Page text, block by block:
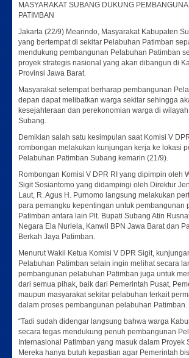
MASYARAKAT SUBANG DUKUNG
PATIMBAN
Jakarta (22/9) Mearindo, Masyarakat Kabupaten
yang bertempat di sekitar Pelabuhan Patimban
mendukung pembangunan Pelabuhan Patimban
proyek strategis nasional yang akan dibangun di
Provinsi Jawa Barat.
Masyarakat setempat berharap pembangunan
depan dapat melibatkan warga sekitar sehingga
kesejahteraan dan perekonomian warga di
Subang.
Demikian salah satu kesimpulan saat Komisi V
rombongan melakukan kunjungan kerja ke lokasi
Pelabuhan Patimban Subang kemarin (21/9).
Rombongan Komisi V DPR RI yang dipimpin oleh
Sigit Sosiantomo yang didampingi oleh Direktur
Laut, R. Agus H. Purnomo langsung melakukan
para pemangku kepentingan untuk pembangunan
Patimban antara lain Plt. Bupati Subang Atin
Negara Ela Nurlela, Kanwil BPN Jawa Barat dan
Berkah Jaya Patimban.
Menurut Wakil Ketua Komisi V DPR Sigit,
Pelabuhan Patimban selain ingin melihat secara
pembangunan pelabuhan Patimban juga untuk
dari semua pihak, baik dari Pemerintah Pusat,
maupun masyarakat sekitar pelabuhan terkait
dalam proses pembangunan pelabuhan Patimban.
“Tadi sudah didengar langsung bahwa warga
secara tegas mendukung penuh pembangunan
Internasional Patimban yang masuk dalam Proyek
Mereka hanya butuh kepastian agar Pemerintah